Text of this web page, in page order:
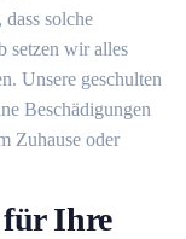
solche
setzen wir alles
Unsere geschulten
Beschädigungen
Zuhause oder
für Ihre